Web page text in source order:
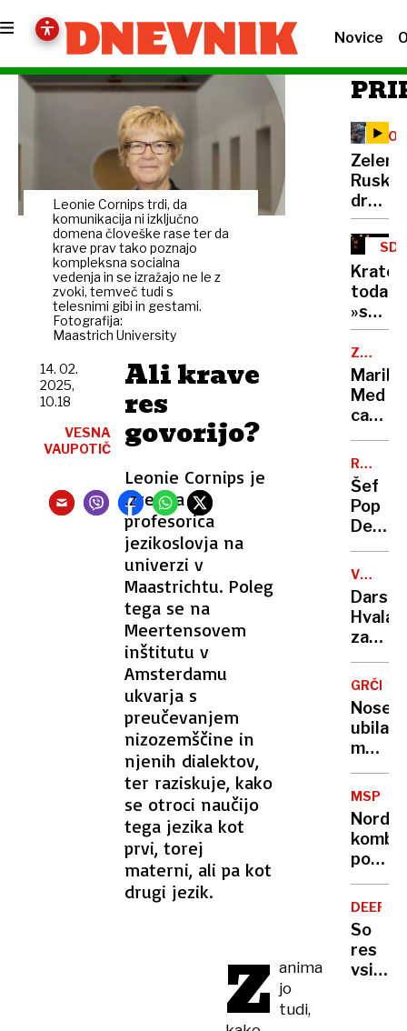
Novice
Leonie Cornips trdi, da
komunikacija ni izključno
domena človeške rase ter da
krave prav tako poznajo
kompleksna socialna
vedenja in se izražajo ne le z
zvoki, temveč tudi s
telesnimi gibi in gestami.
Fotografija:
Maastrich University
Ali krave
res
govorijo?
Leonie Cornips je
izredna
profesorica
jezikoslovja na
univerzi v
Maastrichtu. Poleg
tega se na
Meertensovem
inštitutu v
Amsterdamu
ukvarja s
preučevanjem
nizozemščine in
njenih dialektov,
ter raziskuje, kako
se otroci naučijo
tega jezika kot
prvi, torej
materni, ali pa kot
drugi jezik.
14. 02.
2025,
10.18
VESNA
VAUPOTIČ
Z anima
jo
tudi,
Ruski
dron
z
zadel
v
SDS
toda
zakon:
Nad
z
NAPAKA
Med
rezom
v
gazo
RUMENE
NOVICE
Šef
Pop
spal
z
več
kot
500
je
Murku
podaril
rolex
VREME
IN
CESTE
Dars:
Hvala
za
vašo
in
na
GRČIJA
ubila
moža
in ga
na
MSP
za
drugo
kolajno
v
Lake
So
res
vsi